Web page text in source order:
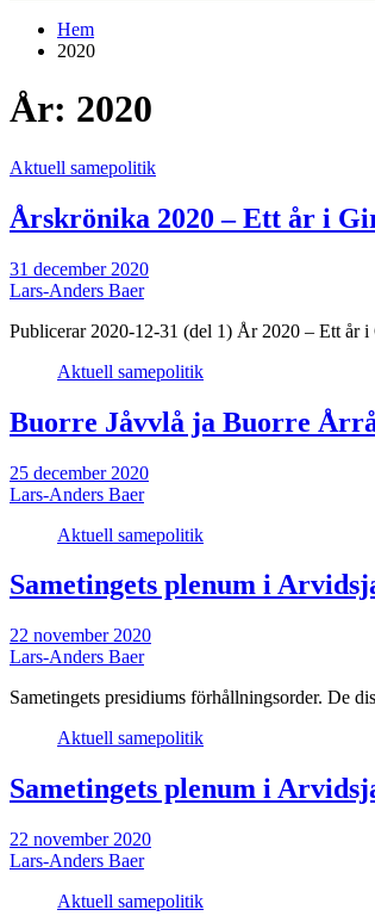
Hem
2020
År: 2020
Aktuell samepolitik
Årskrönika 2020 – Ett år i
31 december 2020
Lars-Anders Baer
Publicerar 2020-12-31 (del 1) År 2020 – Ett
Aktuell samepolitik
Buorre Jåvvlå ja Buorre
25 december 2020
Lars-Anders Baer
Aktuell samepolitik
Sametingets plenum i
22 november 2020
Lars-Anders Baer
Sametingets presidiums förhållningsorder. De
Aktuell samepolitik
Sametingets plenum i
22 november 2020
Lars-Anders Baer
Aktuell samepolitik